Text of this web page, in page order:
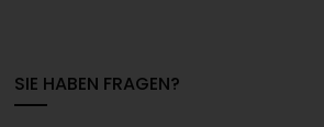
SIE HABEN FRAGEN?